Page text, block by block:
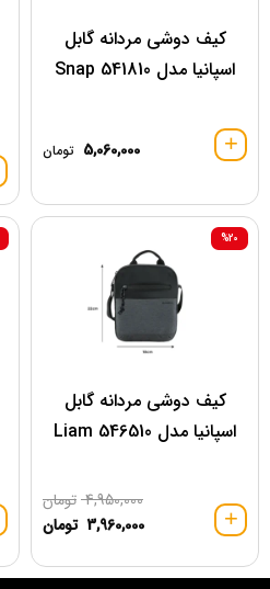
کیف دوشی مردانه گابل
اسپانیا مدل 541810 Snap
5,060,000 تومان
کیف دوشی مردانه گابل
اسپانیا مدل 546510 Liam
%20
4,950,000 تومان
3,960,000 تومان